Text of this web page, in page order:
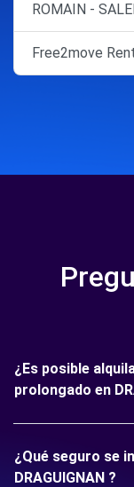
ROMAIN -
Free2move
¿Es posible
prolongado en
¿Qué seguro se
DRAGUIGNAN ?